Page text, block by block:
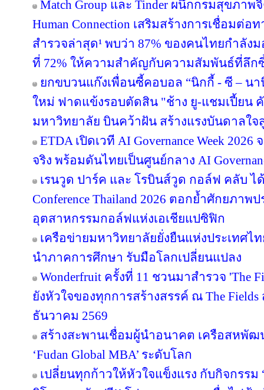
Match Group และ Tinder ผนึกกรมสุขภา
Human Connection เสริมสร้างการเชื่อมต่อ
สำรวจล่าสุด¹ พบว่า 87% ของคนไทยกำลั
ที่ 72% ให้ความสำคัญกับความสัมพันธ์ที่ลึก
ยกขบวนแก๊งเพื่อนซี้คอบอล “นิกกี้ - ซี – นา
ใหม่ ฟาดแข้งรอบตัดสิน "ช้าง ยู-แชมเปี้ยน
มหาวิทยาลัย บินคว้าฝัน สร้างแรงบันดาลใ
ETDA เปิดเวที AI Governance Week
จริง พร้อมดันไทยเป็นศูนย์กลาง AI
เรนวูด ปาร์ค และ โรบินส์วูด กอล์ฟ คลับ ไ
Conference Thailand 2026 ตอกย้ำศักยภาพ
อุตสาหกรรมกอล์ฟแห่งเอเชียแปซิฟิก
เครือข่ายมหาวิทยาลัยยั่งยืนแห่งประเทศ
นำภาคการศึกษา รับมือโลกเปลี่ยนแปลง
Wonderfruit ครั้งที่ 11 ชวนมาสำรวจ 'The
ยังหัวใจของทุกการสร้างสรรค์ ณ The
ธันวาคม 2569
สร้างสะพานเชื่อมผู้นำอนาคต เครือสหพั
‘Fudan Global MBA’ ระดับโลก
เปลี่ยนทุกก้าวให้หัวใจแข็งแรง กับกิจกรรม